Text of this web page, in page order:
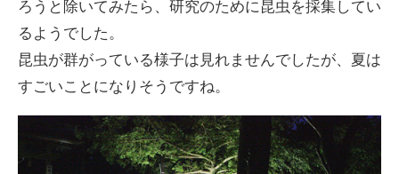
ろうと除いてみたら、研究のために昆虫を採集してい
るようでした。
昆虫が群がっている様子は見れませんでしたが、夏は
すごいことになりそうですね。